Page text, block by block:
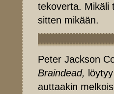
tekoverta. Mikäli
sitten mikään.
Peter Jackson
Braindead,
auttaakin